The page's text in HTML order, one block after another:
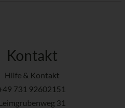
Kontakt
Hilfe & Kontakt
731 92602151
31